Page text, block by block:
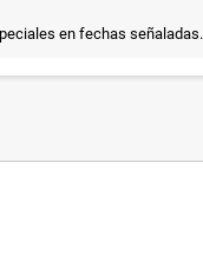
en fechas señaladas.